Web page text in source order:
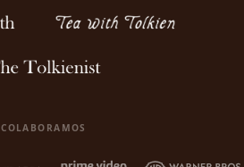
COLABORAMOS